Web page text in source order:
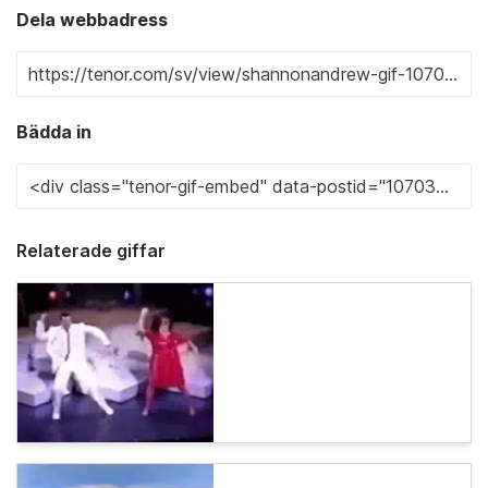
Dela webbadress
Bädda in
Relaterade giffar